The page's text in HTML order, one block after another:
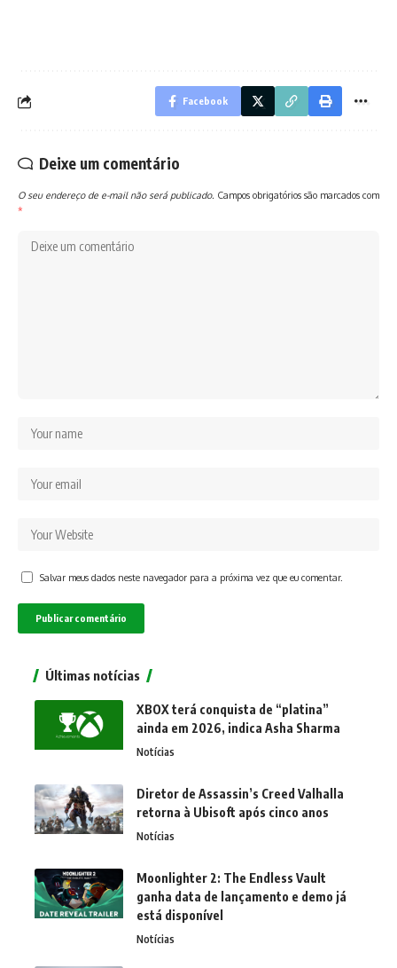
Facebook
Deixe um comentário
O seu endereço de e-mail não será publicado. Campos obrigatórios são marcados com
*
Salvar meus dados neste navegador para a próxima vez que eu comentar.
Últimas notícias
XBOX terá conquista de “platina”
ainda em 2026, indica Asha Sharma
Notícias
Diretor de Assassin’s Creed Valhalla
retorna à Ubisoft após cinco anos
Notícias
Moonlighter 2: The Endless Vault
ganha data de lançamento e demo já
está disponível
Notícias